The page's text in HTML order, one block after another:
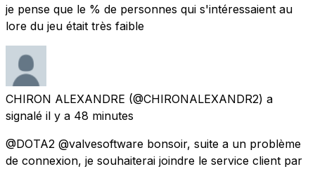
je pense que le % de personnes qui s'intéressaient au
lore du jeu était très faible
CHIRON ALEXANDRE (@CHIRONALEXANDR2) a
signalé il y a 48 minutes
@DOTA2 @valvesoftware bonsoir, suite a un problème
de connexion, je souhaiterai joindre le service client par